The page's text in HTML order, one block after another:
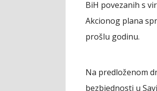
BiH povezanih s
Akcionog plana
prošlu godinu.
Na predloženom
bezbjednosti u